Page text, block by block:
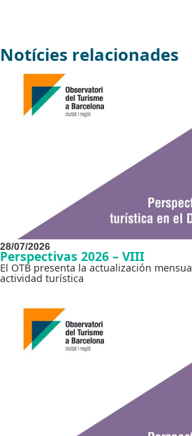
Notícies relacionades
28/07/2026
Perspectivas 2026 – VIII
El OTB presenta la actualización
actividad turística